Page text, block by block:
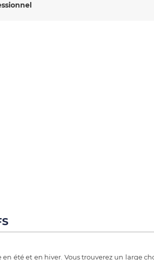
en été et en hiver. Vous trouverez un large